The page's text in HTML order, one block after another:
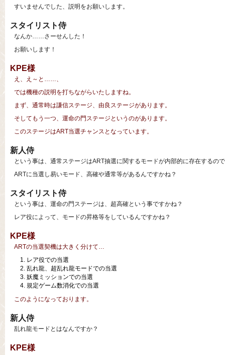
すいませんでした、説明をお願いします。
スタイリスト侍
なんか……さーせんした！
お願いします！
KPE様
え、え～と……、
では機種の説明を打ちながらいたしますね。
まず、通常時は謙信ステージ、由良ステージがあります。
そしてもう一つ、運命の門ステージというのがあります。
このステージはART当選チャンスとなっています。
新人侍
という事は、通常ステージはART抽選に関するモードが内部的に存在するの
ARTに当選し易いモード、高確や通常等があるんですかね？
スタイリスト侍
という事は、運命の門ステージは、超高確という事ですかね？
レア役によって、モードの昇格等をしているんですかね？
KPE様
ARTの当選契機は大きく分けて…
レア役での当選
乱れ龍、超乱れ龍モードでの当選
妖魔ミッションでの当選
規定ゲーム数消化での当選
このようになっております。
新人侍
乱れ龍モードとはなんですか？
KPE様